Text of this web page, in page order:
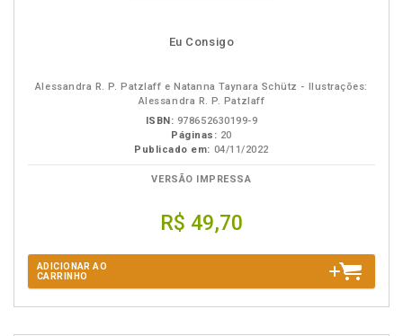
Eu Consigo
Alessandra R. P. Patzlaff e Natanna Taynara Schütz - Ilustrações:
Alessandra R. P. Patzlaff
ISBN: 978652630199-9
Páginas: 20
Publicado em: 04/11/2022
VERSÃO IMPRESSA
R$ 49,70
ADICIONAR AO
CARRINHO